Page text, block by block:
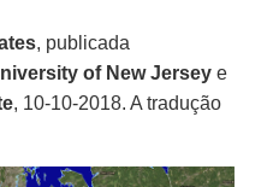
, publicada
of New Jersey e
, 10-10-2018. A tradução